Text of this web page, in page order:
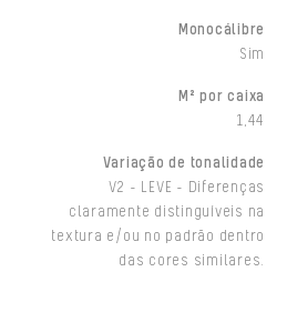
Monocálibre
Sim
M² por caixa
1,44
Variação de tonalidade
V2 - LEVE - Diferenças
claramente distinguíveis na
textura e/ou no padrão dentro
das cores similares.